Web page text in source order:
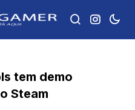
tem demo
Steam